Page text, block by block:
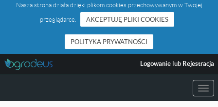
Nasza strona działa dzięki plikom cookies przechowywanym w Twojej
przeglądarce.
AKCEPTUJĘ PLIKI COOKIES
POLITYKA PRYWATNOŚCI
Logowanie lub Rejestracja